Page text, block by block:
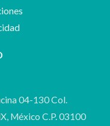
04-130 Col.
México C.P. 03100